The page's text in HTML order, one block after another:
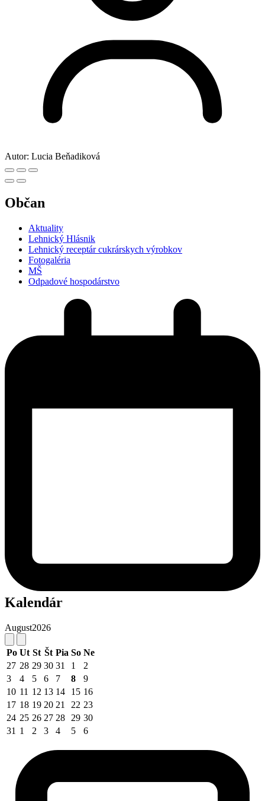
Autor: Lucia Beňadiková
Občan
Aktuality
Lehnický Hlásnik
Lehnický receptár cukrárskych výrobkov
Fotogaléria
MŠ
Odpadové hospodárstvo
Kalendár
August2026
Po Ut St Št Pia So Ne
27 28 29 30 31 1
2
3
4 5 6 7 8
9
10 11 12 13 14 15 16
17 18 19 20 21 22 23
24 25 26 27 28 29 30
31 1 2 3 4 5 6